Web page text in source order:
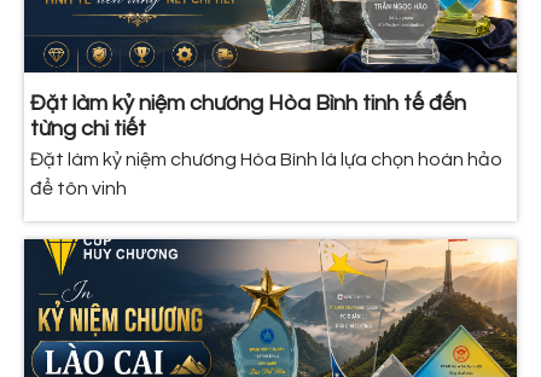
Đặt làm kỷ niệm chương Hòa Bình tinh tế đến
từng chi tiết
Đặt làm kỷ niệm chương Hòa Bình là lựa chọn hoàn hảo
để tôn vinh